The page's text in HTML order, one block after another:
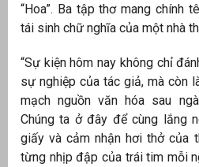
“Hoa”. Ba tập thơ mang chính
tái sinh chữ nghĩa của một nhà
“Sự kiện hôm nay không chỉ
sự nghiệp của tác giả, mà còn
mạch nguồn văn hóa sau
Chúng ta ở đây để cùng lắng
giấy và cảm nhận hơi thở của
từng nhịp đập của trái tim mỗi